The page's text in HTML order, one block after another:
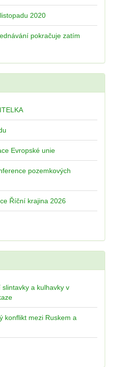
2020
pokračuje zatím
Evropské unie
pozemkových
Říční krajina 2026
a kulhavky v
konflikt mezi Ruskem a